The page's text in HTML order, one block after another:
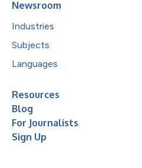
Newsroom
Industries
Subjects
Languages
Resources
Blog
For Journalists
Sign Up